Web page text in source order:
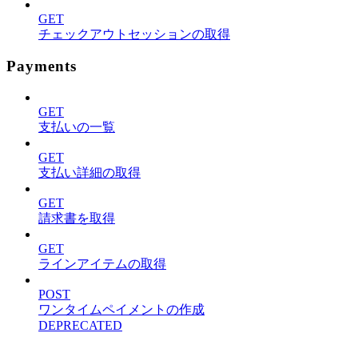
GET
チェックアウトセッションの取得
Payments
GET
支払いの一覧
GET
支払い詳細の取得
GET
請求書を取得
GET
ラインアイテムの取得
POST
ワンタイムペイメントの作成
DEPRECATED